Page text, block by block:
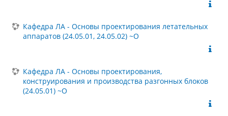
Кафедра ЛА - Основы проектирования летательных
аппаратов (24.05.01, 24.05.02) ~О
Кафедра ЛА - Основы проектирования,
конструирования и производства разгонных блоков
(24.05.01) ~О